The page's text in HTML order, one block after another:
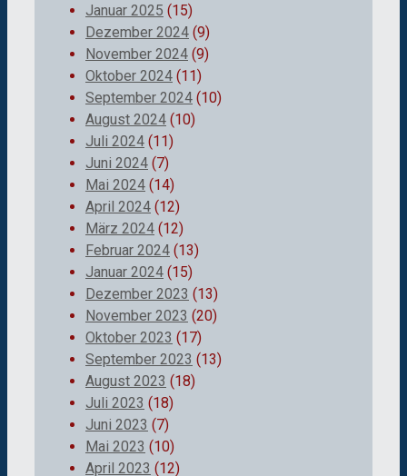
Januar 2025 (15)
Dezember 2024 (9)
November 2024 (9)
Oktober 2024 (11)
September 2024 (10)
August 2024 (10)
Juli 2024 (11)
Juni 2024 (7)
Mai 2024 (14)
April 2024 (12)
März 2024 (12)
Februar 2024 (13)
Januar 2024 (15)
Dezember 2023 (13)
November 2023 (20)
Oktober 2023 (17)
September 2023 (13)
August 2023 (18)
Juli 2023 (18)
Juni 2023 (7)
Mai 2023 (10)
April 2023 (12)